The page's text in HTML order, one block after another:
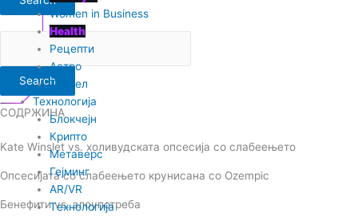
Search
Women in Business
Health
Рецепти
Астро
Травел
Технологија
Блокчејн
Крипто
Метаверс
Гејминг
AR/VR
Tехнологија
СОДРЖИНА
Kate Winslet vs. холивудската опсесија со слабеењето
Опсесијата со слабеењето крунисана со Ozempic
Бенефити vs. злоупотреба